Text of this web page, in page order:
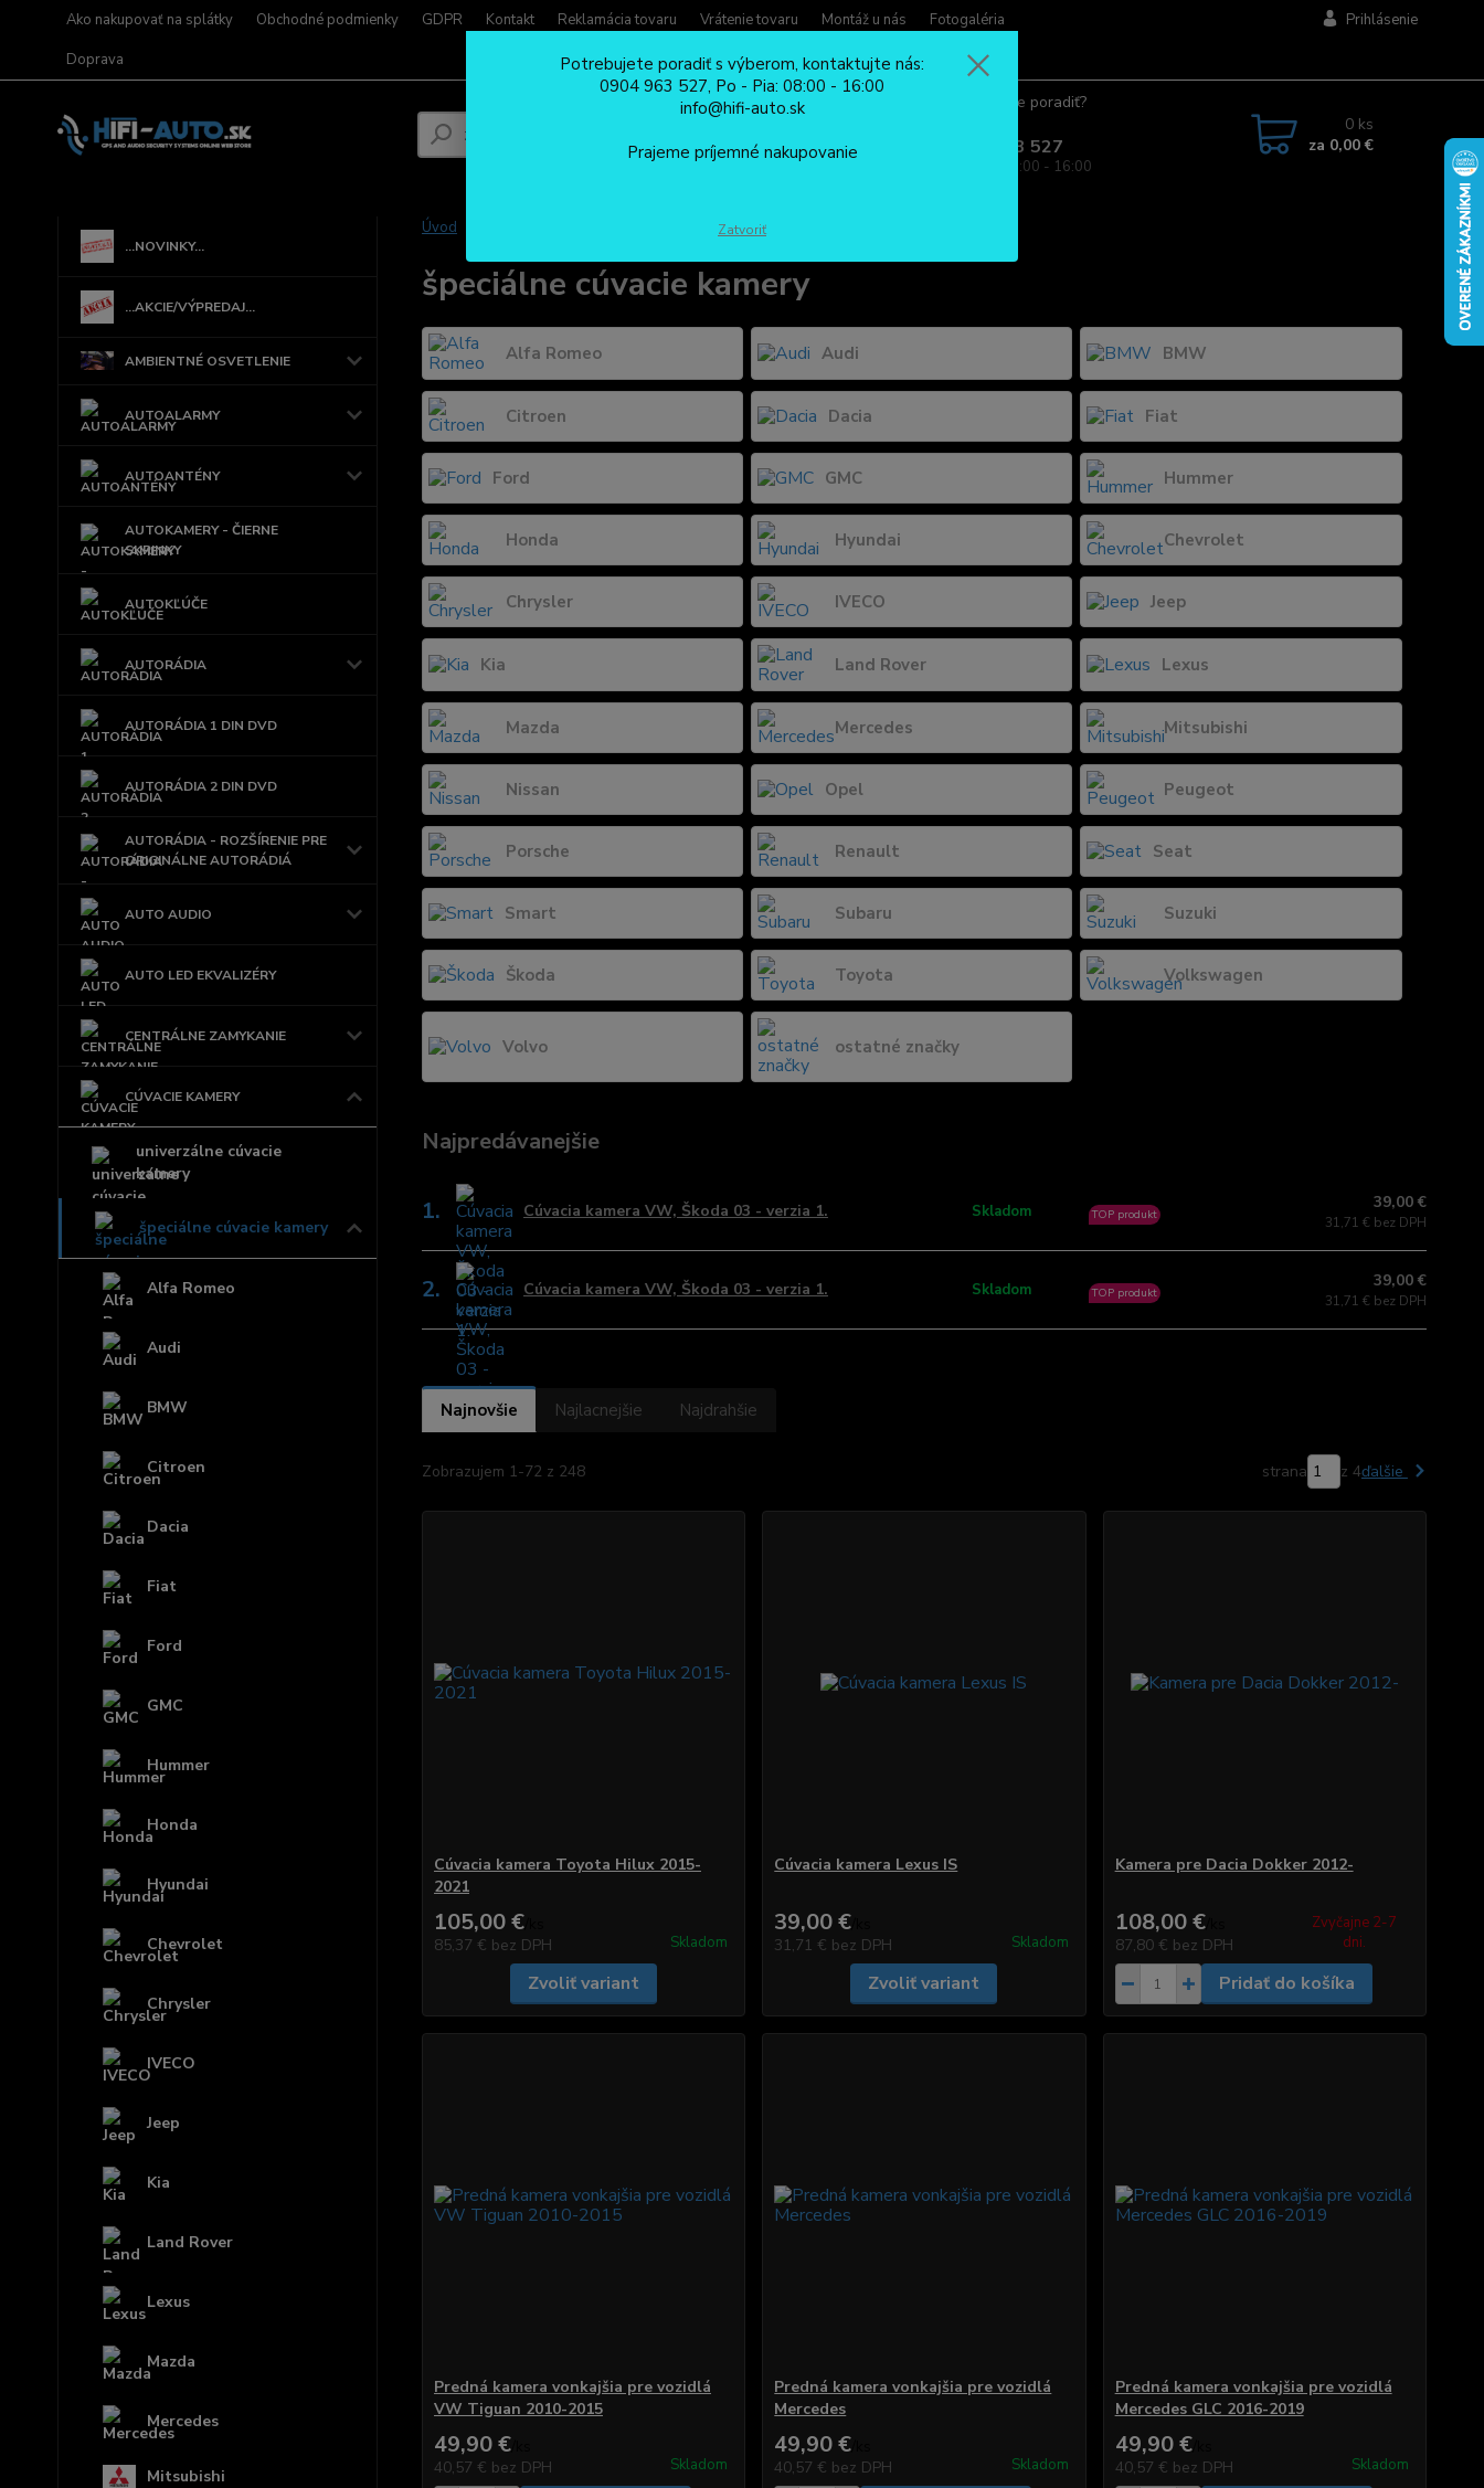
Ako nakupovať na splátky Obchodné podmienky GDPR Kontakt Reklamácia tovaru Vrátenie tovaru Montáž u nás
Fotogaléria
Doprava
Prihlásenie
Potrebujete poradiť?
0904 963 527
Po - Pia: 08:00 - 16:00
0 ks
za 0,00 €
...NOVINKY...
...AKCIE/VÝPREDAJ...
AMBIENTNÉ OSVETLENIE
AUTOALARMY
AUTOANTÉNY
AUTOKAMERY - ČIERNE
SKRINKY
AUTOKĽÚČE
AUTORÁDIA
AUTORÁDIA 1 DIN DVD
AUTORÁDIA 2 DIN DVD
AUTORÁDIA - ROZŠÍRENIE PRE
ORIGINÁLNE AUTORÁDIÁ
AUTO AUDIO
AUTO LED EKVALIZÉRY
CENTRÁLNE ZAMYKANIE
CÚVACIE KAMERY
univerzálne cúvacie
kamery
špeciálne cúvacie kamery
Alfa Romeo
Audi
BMW
Citroen
Dacia
Fiat
Ford
GMC
Hummer
Honda
Hyundai
Chevrolet
Chrysler
IVECO
Jeep
Kia
Land Rover
Lexus
Mazda
Mercedes
Mitsubishi
Úvod špeciálne cúvacie kamery
špeciálne cúvacie kamery
Alfa Romeo Audi BMW
Citroen Dacia Fiat
Ford GMC Hummer
Honda Hyundai Chevrolet
Chrysler IVECO Jeep
Kia Land Rover Lexus
Mazda Mercedes Mitsubishi
Nissan Opel Peugeot
Porsche Renault Seat
Smart Subaru Suzuki
Škoda Toyota Volkswagen
Volvo ostatné značky
Najpredávanejšie
1. Cúvacia kamera VW, Škoda 03 - verzia 1. Skladom TOP produkt
39,00 €
31,71 € bez DPH
2. Cúvacia kamera VW, Škoda 03 - verzia 1. Skladom TOP produkt
39,00 €
31,71 € bez DPH
Najnovšie Najlacnejšie Najdrahšie
Zobrazujem 1-72 z 248 strana z 4ďalšie
Cúvacia kamera Toyota Hilux 2015-
2021
105,00 €/
85,37 € bez DPH Skladom
Zvoliť variant
Cúvacia kamera Lexus IS
39,00 €
31,71 € bez DPH Skladom
Zvoliť variant
Kamera pre Dacia Dokker 2012-
108,00 €/
87,80 € bez DPH
Zvyčajne 2-7
dni.
Pridať do košíka
Predná kamera vonkajšia pre vozidlá
VW Tiguan 2010-2015
49,90 €/
40,57 € bez DPH Skladom
Predná kamera vonkajšia pre vozidlá
Mercedes
49,90 €
40,57 € bez DPH Skladom
Predná kamera vonkajšia pre vozidlá
Mercedes GLC 2016-2019
49,90 €/
40,57 € bez DPH Skladom
Potrebujete poradiť s výberom, kontaktujte nás:
0904 963 527, Po - Pia: 08:00 - 16:00
info@hifi-auto.sk
Prajeme príjemné nakupovanie
Zatvoriť